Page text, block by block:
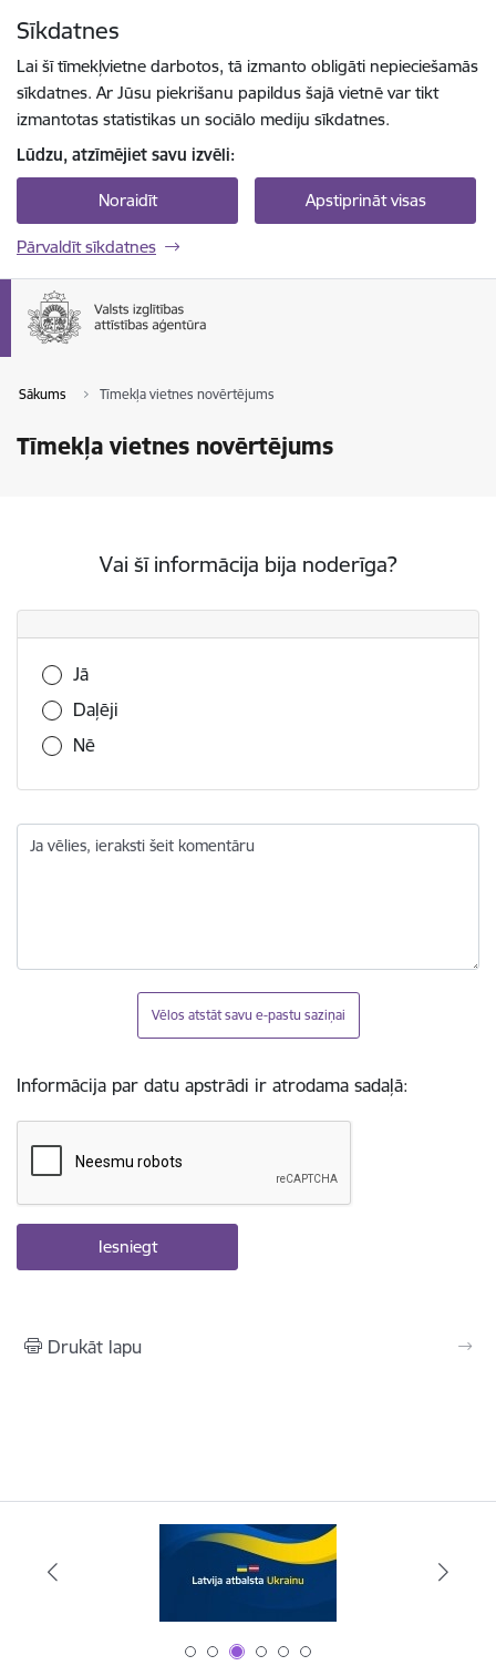
Sīkdatnes
Lai šī tīmekļvietne darbotos, tā izmanto obligāti nepieciešamās
sīkdatnes. Ar Jūsu piekrišanu papildus šajā vietnē var tikt
izmantotas statistikas un sociālo mediju sīkdatnes.
Lūdzu, atzīmējiet savu izvēli:
Noraidīt Apstiprināt visas
Pārvaldīt sīkdatnes
Sākums Tīmekļa vietnes novērtējums
Tīmekļa vietnes novērtējums
Vai šī informācija bija noderīga?
Vai šī informācija bija noderīga?
Jā
Daļēji
Nē
Ja vēlies, ieraksti šeit komentāru
Vēlos atstāt savu e-pastu saziņai
Informācija par datu apstrādi ir atrodama sadaļā:
Drukāt lapu